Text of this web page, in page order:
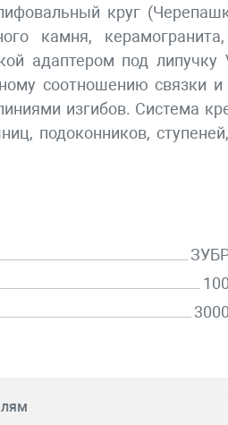
круг
камня,
адаптером под
соотношению
изгибов. Система
подоконников,
100
3000